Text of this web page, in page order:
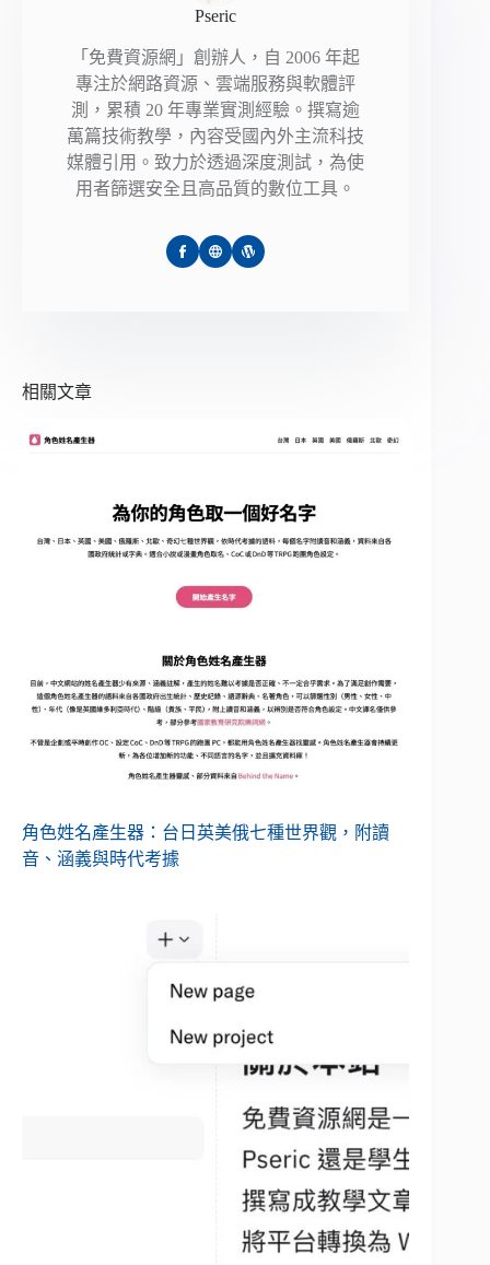
Pseric
「免費資源網」創辦人，自 2006 年起
專注於網路資源、雲端服務與軟體評
測，累積 20 年專業實測經驗。撰寫逾
萬篇技術教學，內容受國內外主流科技
媒體引用。致力於透過深度測試，為使
用者篩選安全且高品質的數位工具。
相關文章
角色姓名產生器：台日英美俄七種世界觀，附讀
音、涵義與時代考據